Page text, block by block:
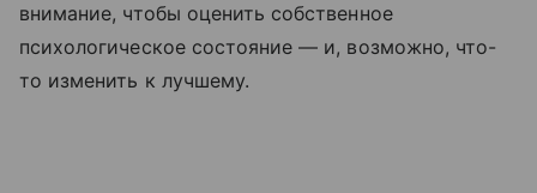
внимание, чтобы оценить собственное
психологическое состояние — и, возможно, что-
то изменить к лучшему.